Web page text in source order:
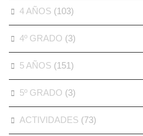
4 AÑOS (103)
4º GRADO (3)
5 AÑOS (151)
5º GRADO (3)
ACTIVIDADES (73)